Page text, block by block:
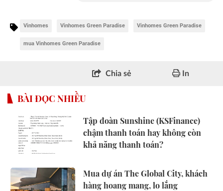
Vinhomes Vinhomes Green Paradise Vinhomes Green Paradise
mua Vinhomes Green Paradise
Chia sẻ In
BÀI ĐỌC NHIỀU
Tập đoàn Sunshine (KSFinance)
chậm thanh toán hay không còn
khả năng thanh toán?
Mua dự án The Global City, khách
hàng hoang mang, lo lắng